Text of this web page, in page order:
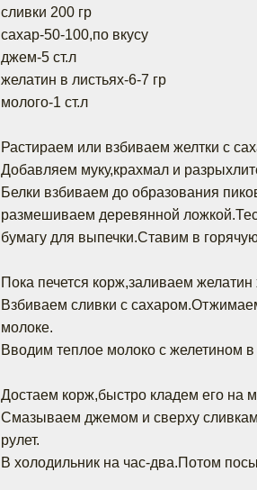
сливки 200 гр
сахар-50-100,по вкусу
джем-5 ст.л
желатин в листьях-6-7 гр
молого-1 ст.л
Растираем или взбиваем желтки с
Добавляем муку,крахмал и
Белки взбиваем до образования
размешиваем деревянной
бумагу для выпечки.Ставим в
Пока печется корж,заливаем
Взбиваем сливки с
молоке.
Вводим теплое молоко с желетином в
Достаем корж,быстро кладем его на
Смазываем джемом и сверху
рулет.
В холодильник на час-два.Потом